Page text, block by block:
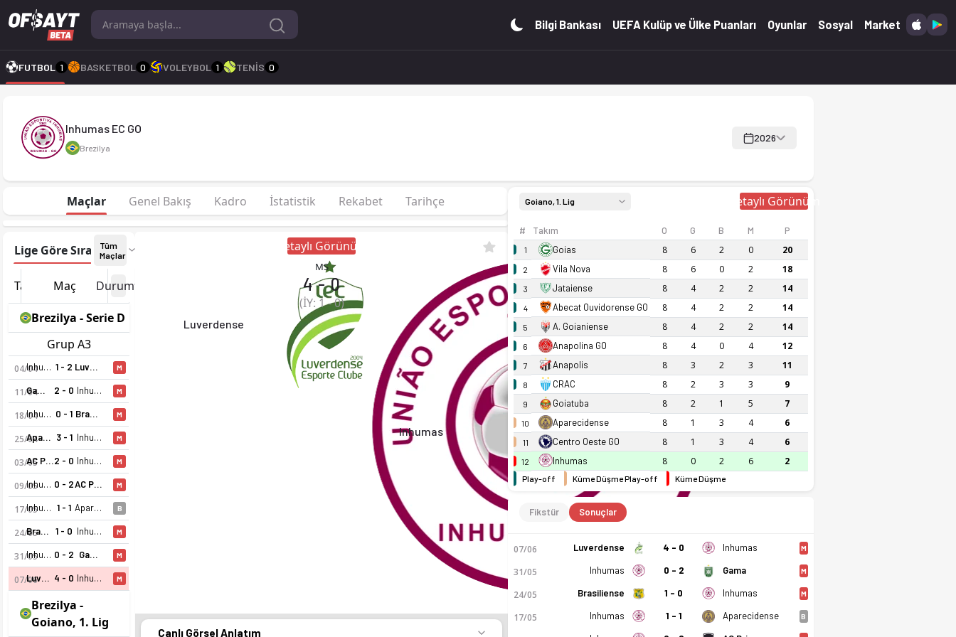
Inhumas EC GO 2026 sezonu | Goiano, 1. Lig'de 12. sırada, 2 puan. Kadro, fikstür ve canlı skor Ofsayt'ta.
Bilgi Bankası UEFA Kulüp ve Ülke Puanları Oyunlar Sosyal Market
FUTBOL 1 BASKETBOL 0 VOLEYBOL 1 TENİS 0
Inhumas EC GO
Brezilya
2026
Maçlar Genel Bakış Kadro İstatistik Rekabet Tarihçe
Lige Göre Sırala Tarihe Göre Sırala
Tüm
Maçlar
Tarih Maç Durum
Brezilya - Serie D
Grup A3
04/04 Inhumas 1 - 2 Luverdense M
11/04Gama 2 - 0 Inhumas M
18/04 Inhumas 0 - 1 Brasiliense M
25/04 Aparecidense 3 - 1 Inhumas M
03/05 AC Primavera2 - 0 Inhumas M
09/05 Inhumas 0 - 2 AC Primavera M
17/05 Inhumas 1 - 1 Aparecidense B
24/05 Brasiliense 1 - 0 Inhumas M
31/05 Inhumas 0 - 2 Gama M
07/06 Luverdense 4 - 0 Inhumas M
Brezilya -
Goiano, 1. Lig
Detaylı Görünüm
Luverdense
MS
4 - 0
(İY:1-0)
Inhumas
Canlı Görsel Anlatım
Goiano, 1. Lig Detaylı Görünüm
# Takım O G B M P
1 Goias 8 6 2 0 20
2 Vila Nova 8 6 0 2 18
3 Jataiense 8 4 2 2 14
4 Abecat Ouvidorense GO 8 4 2 2 14
5 A. Goianiense 8 4 2 2 14
6 Anapolina GO 8 4 0 4 12
7 Anapolis 8 3 2 3 11
8 CRAC 8 2 3 3 9
9 Goiatuba 8 2 1 5 7
10 Aparecidense 8 1 3 4 6
11 Centro Oeste GO 8 1 3 4 6
12 Inhumas 8 0 2 6 2
Play-off Küme Düşme Play-off Küme Düşme
Fikstür Sonuçlar
07/06 Luverdense 4 - 0 Inhumas M
31/05 Inhumas 0 - 2 Gama M
24/05 Brasiliense 1 - 0 Inhumas M
17/05 Inhumas 1 - 1 Aparecidense B